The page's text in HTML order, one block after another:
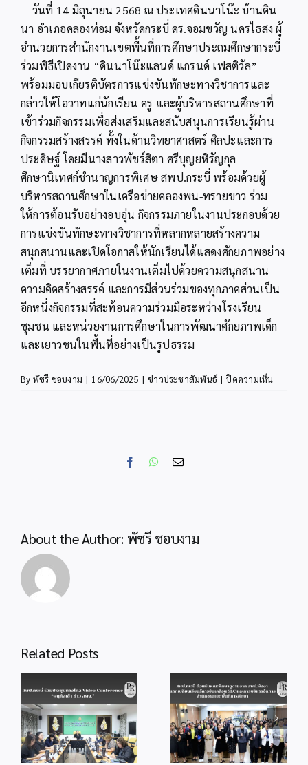
วันที่ 14 มิถุนายน 2568 ณ ประเทศดินนาโน๊ะ บ้านดิน
นา อำเภอคลองท่อม จังหวัดกระบี่ ดร.จอมขวัญ นครไธสง ผู้
อำนวยการสำนักงานเขตพื้นที่การศึกษาประถมศึกษากระบี่
ร่วมพิธีเปิดงาน “ดินนาโน๊ะแลนด์ แกรนด์ เฟสติวัล”
พร้อมมอบเกียรติบัตรการแข่งขันทักษะทางวิชาการและ
กล่าวให้โอวาทแก่นักเรียน ครู และผู้บริหารสถานศึกษาที่
เข้าร่วมกิจกรรมเพื่อส่งเสริมและสนับสนุนการเรียนรู้ผ่าน
กิจกรรมสร้างสรรค์ ทั้งในด้านวิทยาศาสตร์ ศิลปะและการ
ประดิษฐ์ โดยมีนางสาวพัชร์สิตา ศรีบุญยหิรัญกุล
ศึกษานิเทศก์ชำนาญการพิเศษ สพป.กระบี่ พร้อมด้วยผู้
บริหารสถานศึกษาในเครือข่ายคลองพน-ทรายขาว ร่วม
ให้การต้อนรับอย่างอบอุ่น กิจกรรมภายในงานประกอบด้วย
การแข่งขันทักษะทางวิชาการที่หลากหลายสร้างความ
สนุกสนานและเปิดโอกาสให้นักเรียนได้แสดงศักยภาพอย่าง
เต็มที่ บรรยากาศภายในงานเต็มไปด้วยความสนุกสนาน
ความคิดสร้างสรรค์ และการมีส่วนร่วมของทุกภาคส่วนเป็น
อีกหนึ่งกิจกรรมที่สะท้อนความร่วมมือระหว่างโรงเรียน
ชุมชน และหน่วยงานการศึกษาในการพัฒนาศักยภาพเด็ก
และเยาวชนในพื้นที่อย่างเป็นรูปธรรม
By พัชรี ชอบงาม | 16/06/2025 | ข่าวประชาสัมพันธ์ | ปิดความเห็น
นักเรียน
FacebookWhatsApp
Email
About the Author: พัชรี ชอบงาม
Related Posts
สพป.กระบี่
ต้อนรับคณะศึกษา
ดูงานจาก
สพป.พังงา แลก
เปลี่ยนเรียนรู้การ
ขับเคลื่อน SLC
สพป.กระบี่
ประชุมกลั่นกรอง
แนวทางวัดระดับ
การส่งเสริมความ
โปร่งใสการดำเนิน
งานของสำนักงาน